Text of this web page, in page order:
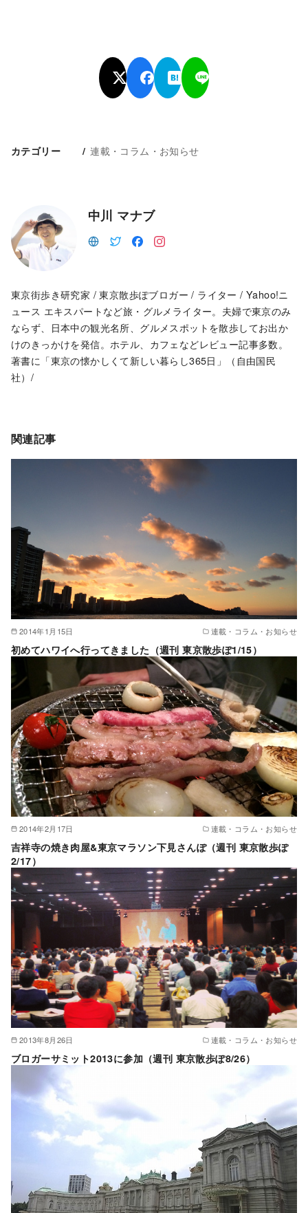
カテゴリー 連載・コラム・お知らせ
中川 マナブ
東京街歩き研究家 / 東京散歩ぽブロガー / ライター / Yahoo!ニ
ュース エキスパートなど旅・グルメライター。夫婦で東京のみ
ならず、日本中の観光名所、グルメスポットを散歩してお出か
けのきっかけを発信。ホテル、カフェなどレビュー記事多数。
著書に「東京の懐かしくて新しい暮らし365日」（自由国民
社）/
関連記事
2014年1月15日 連載・コラム・お知らせ
初めてハワイへ行ってきました（週刊 東京散歩ぽ1/15）
2014年2月17日 連載・コラム・お知らせ
吉祥寺の焼き肉屋&東京マラソン下見さんぽ（週刊 東京散歩ぽ
2/17）
2013年8月26日 連載・コラム・お知らせ
ブロガーサミット2013に参加（週刊 東京散歩ぽ8/26）